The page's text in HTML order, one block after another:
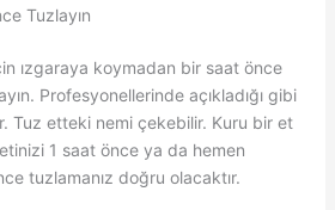
Tuzlayın
ızgaraya koymadan bir saat önce
Profesyonellerinde açıkladığı gibi
Tuz etteki nemi çekebilir. Kuru bir et
1 saat önce ya da hemen
tuzlamanız doğru olacaktır.